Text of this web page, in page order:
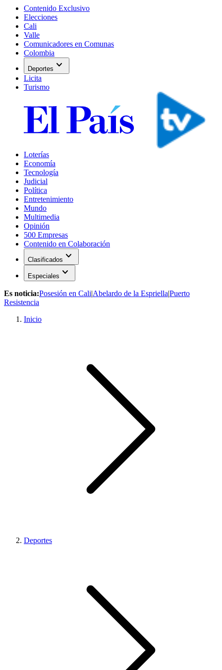
Contenido Exclusivo
Elecciones
Cali
Valle
Comunicadores en Comunas
Colombia
Deportes expand_more
Licita
Turismo
Loterías
Economía
Tecnología
Judicial
Política
Entretenimiento
Mundo
Multimedia
Opinión
500 Empresas
Contenido en Colaboración
Clasificados expand_more
Especiales expand_more
Es noticia:Posesión en Cali|Abelardo de la Espriella|Puerto
Resistencia
Inicio
Deportes